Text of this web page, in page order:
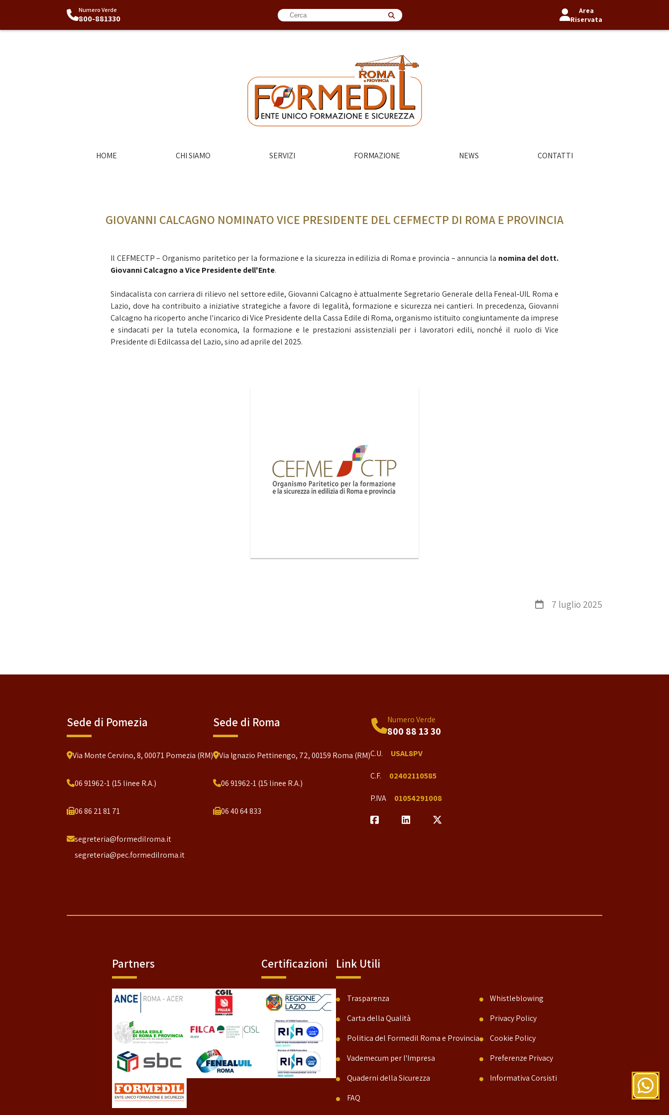
Numero Verde
800-881330
Area
Riservata
HOME CHI SIAMO SERVIZI FORMAZIONE NEWS CONTATTI
GIOVANNI CALCAGNO NOMINATO VICE PRESIDENTE DEL CEFMECTP DI ROMA E PROVINCIA
Il CEFMECTP – Organismo paritetico per la formazione e la sicurezza in edilizia di Roma e provincia – annuncia la nomina del dott.
Giovanni Calcagno a Vice Presidente dell'Ente.
Sindacalista con carriera di rilievo nel settore edile, Giovanni Calcagno è attualmente Segretario Generale della Feneal‑UIL Roma e
Lazio, dove ha contribuito a iniziative strategiche a favore di legalità, formazione e sicurezza nei cantieri. In precedenza, Giovanni
Calcagno ha ricoperto anche l'incarico di Vice Presidente della Cassa Edile di Roma, organismo istituito congiuntamente da imprese
e sindacati per la tutela economica, la formazione e le prestazioni assistenziali per i lavoratori edili, nonché il ruolo di Vice
Presidente di Edilcassa del Lazio, sino ad aprile del 2025.
7 luglio 2025
Sede di Pomezia
Via Monte Cervino, 8, 00071 Pomezia (RM)
06 91962-1 (15 linee R.A.)
06 86 21 81 71
segreteria@formedilroma.it
segreteria@pec.formedilroma.it
Sede di Roma
Via Ignazio Pettinengo, 72, 00159 Roma (RM)
06 91962-1 (15 linee R.A.)
06 40 64 833
Numero Verde
800 88 13 30
C.U. USAL8PV
C.F. 02402110585
P.IVA 01054291008
Partners Certificazioni Link Utili
Trasparenza
Carta della Qualità
Politica del Formedil Roma e Provincia
Vademecum per l'Impresa
Quaderni della Sicurezza
FAQ
Whistleblowing
Privacy Policy
Cookie Policy
Preferenze Privacy
Informativa Corsisti